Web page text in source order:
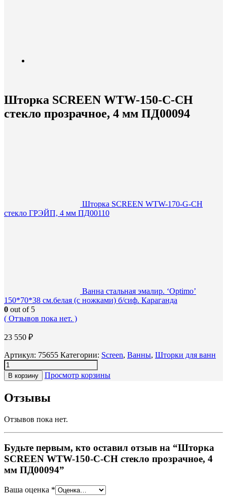
Шторка SCREEN WTW-150-C-CH
стекло прозрачное, 4 мм ПД00094
Шторка SCREEN WTW-170-G-CH
стекло ГРЭЙП, 4 мм ПД00110
Ванна стальная эмалир. ‘Optimo’
150*70*38 см.белая (с ножками) б/сиф. Караганда
0 out of 5
( Отзывов пока нет. )
23 550 ₽
Артикул: 75655 Категории: Screen, Ванны, Шторки для ванн
В корзину Просмотр корзины
Отзывы
Отзывов пока нет.
Будьте первым, кто оставил отзыв на “Шторка
SCREEN WTW-150-C-CH стекло прозрачное, 4
мм ПД00094”
Ваша оценка *